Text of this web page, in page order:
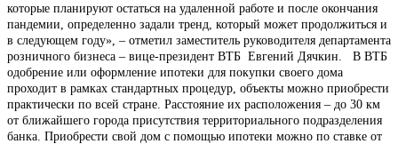
которые планируют остаться на удаленной работе и после окончания
пандемии, определенно задали тренд, который может продолжиться и
в следующем году», – отметил заместитель руководителя департамента
розничного бизнеса – вице-президент ВТБ Евгений Дячкин. В ВТБ
одобрение или оформление ипотеки для покупки своего дома
проходит в рамках стандартных процедур, объекты можно приобрести
практически по всей стране. Расстояние их расположения – до 30 км
от ближайшего города присутствия территориального подразделения
банка. Приобрести свой дом с помощью ипотеки можно по ставке от